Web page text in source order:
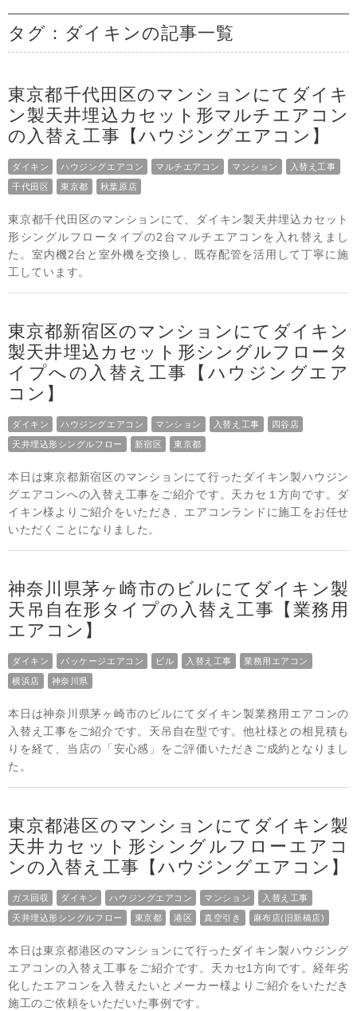
無料見積り依頼はこちら
Estimate request
タグ：ダイキンの記事一覧
東京都千代田区のマンションにてダイキ
ン製天井埋込カセット形マルチエアコン
の入替え工事【ハウジングエアコン】
ダイキン ハウジングエアコン マルチエアコン マンション 入替え工事
千代田区 東京都 秋葉原店
東京都千代田区のマンションにて、ダイキン製天井埋込カセット
形シングルフロータイプの2台マルチエアコンを入れ替えまし
た。室内機2台と室外機を交換し、既存配管を活用して丁寧に施
工しています。
東京都新宿区のマンションにてダイキン
製天井埋込カセット形シングルフロータ
イプへの入替え工事【ハウジングエア
コン】
ダイキン ハウジングエアコン マンション 入替え工事 四谷店
天井埋込形シングルフロー 新宿区 東京都
本日は東京都新宿区のマンションにて行ったダイキン製ハウジン
グエアコンへの入替え工事をご紹介です。天カセ１方向です。ダ
イキン様よりご紹介をいただき、エアコンランドに施工をお任せ
いただくことになりました。
神奈川県茅ヶ崎市のビルにてダイキン製
天吊自在形タイプの入替え工事【業務用
エアコン】
ダイキン パッケージエアコン ビル 入替え工事 業務用エアコン
横浜店 神奈川県
本日は神奈川県茅ヶ崎市のビルにてダイキン製業務用エアコンの
入替え工事をご紹介です。天吊自在型です。他社様との相見積も
りを経て、当店の「安心感」をご評価いただきご成約となりまし
た。
東京都港区のマンションにてダイキン製
天井カセット形シングルフローエアコ
ンの入替え工事【ハウジングエアコン】
ガス回収 ダイキン ハウジングエアコン マンション 入替え工事
天井埋込形シングルフロー 東京都 港区 真空引き 麻布店(旧新橋店)
本日は東京都港区のマンションにて行ったダイキン製ハウジング
エアコンの入替え工事をご紹介です。天カセ1方向です。経年劣
化したエアコンを入替えたいとメーカー様よりご紹介をいただき
施工のご依頼をいただいた事例です。